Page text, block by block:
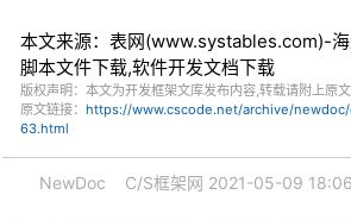
本文来源：表网(www.systables.com)-
脚本文件下载,软件开发文档下载
版权声明：本文为开发框架文库发布内容,转载请附上原
原文链接： https://www.cscode.net/archive/
63.html
NewDoc C/S框架网 2021-05-09 18:06